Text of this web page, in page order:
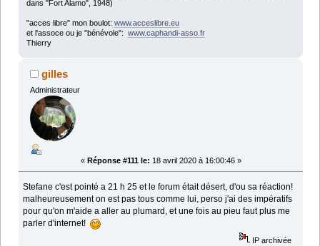
dans "Fort Alamo", 1948)
"acces libre" mon boulot: www.acceslibre.eu
et l'assoce ou je "bénévole": www.caphandi-asso.fr
Thierry
gilles
Administrateur
« Réponse #111 le: 18 avril 2020 à 16:00:46 »
Stefane c'est pointé a 21 h 25 et le forum était désert, d'ou sa réaction!
malheureusement on est pas tous comme lui, perso j'ai des impératifs
pour qu'on m'aide a aller au plumard, et une fois au pieu faut plus me
parler d'internet!
IP archivée